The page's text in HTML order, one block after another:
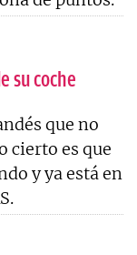
su coche
que no
cierto es que
y ya está en